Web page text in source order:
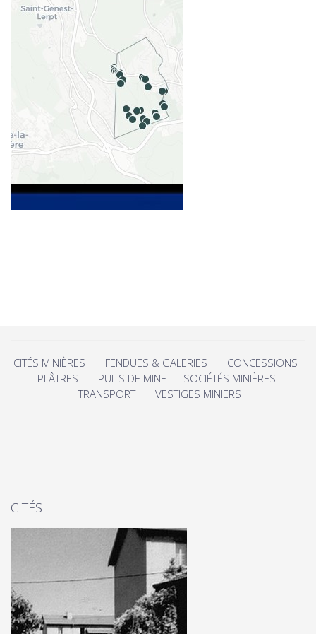
CITÉS MINIÈRES FENDUES & GALERIES
CONCESSIONS
PLÂTRES
PUITS DE MINE
SOCIÉTÉS MINIÈRES
TRANSPORT
VESTIGES MINIERS
CITÉS